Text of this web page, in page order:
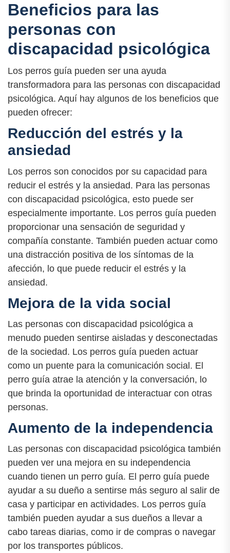
Beneficios para las
personas con
discapacidad psicológica
Los perros guía pueden ser una ayuda
transformadora para las personas con discapacidad
psicológica. Aquí hay algunos de los beneficios que
pueden ofrecer:
Reducción del estrés y la
ansiedad
Los perros son conocidos por su capacidad para
reducir el estrés y la ansiedad. Para las personas
con discapacidad psicológica, esto puede ser
especialmente importante. Los perros guía pueden
proporcionar una sensación de seguridad y
compañía constante. También pueden actuar como
una distracción positiva de los síntomas de la
afección, lo que puede reducir el estrés y la
ansiedad.
Mejora de la vida social
Las personas con discapacidad psicológica a
menudo pueden sentirse aisladas y desconectadas
de la sociedad. Los perros guía pueden actuar
como un puente para la comunicación social. El
perro guía atrae la atención y la conversación, lo
que brinda la oportunidad de interactuar con otras
personas.
Aumento de la independencia
Las personas con discapacidad psicológica también
pueden ver una mejora en su independencia
cuando tienen un perro guía. El perro guía puede
ayudar a su dueño a sentirse más seguro al salir de
casa y participar en actividades. Los perros guía
también pueden ayudar a sus dueños a llevar a
cabo tareas diarias, como ir de compras o navegar
por los transportes públicos.